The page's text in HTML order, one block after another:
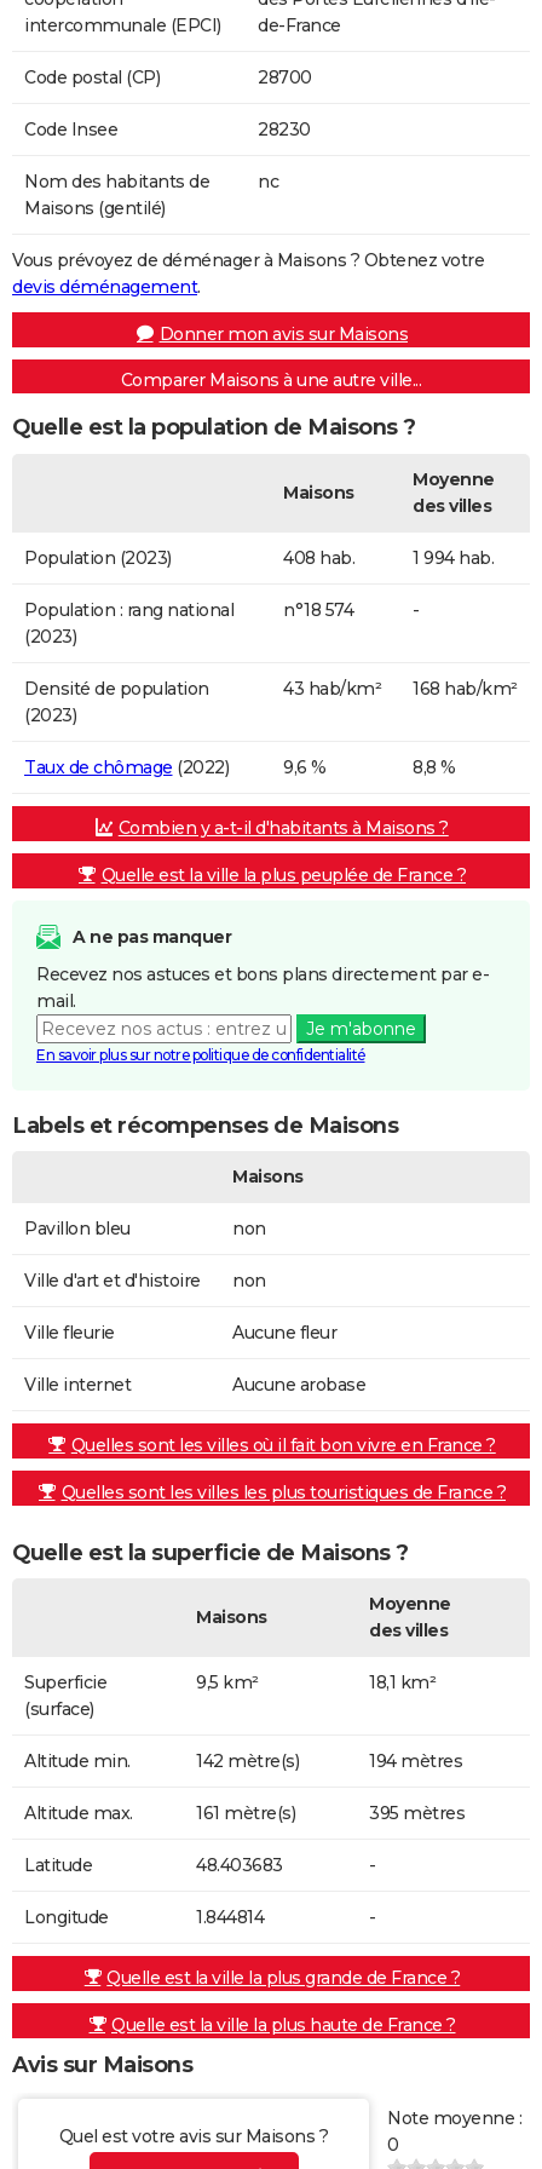
intercommunale (EPCI)
de-France
Code postal (CP) 28700
Code Insee 28230
Nom des habitants de
Maisons (gentilé)
nc
Vous prévoyez de déménager à Maisons ? Obtenez votre
devis déménagement.
Donner mon avis sur Maisons
Comparer Maisons à une autre ville...
Quelle est la population de Maisons ?
Maisons
Moyenne
des villes
Population (2023) 408 hab. 1 994 hab.
Population : rang national
(2023)
n°18 574 -
Densité de population
(2023)
43 hab/km² 168 hab/km²
Taux de chômage (2022) 9,6 % 8,8 %
Combien y a-t-il d'habitants à Maisons ?
Quelle est la ville la plus peuplée de France ?
A ne pas manquer
Recevez nos astuces et bons plans directement par e-
mail.
Je m'abonne
En savoir plus sur notre politique de confidentialité
Labels et récompenses de Maisons
Maisons
Pavillon bleu non
Ville d'art et d'histoire non
Ville fleurie Aucune fleur
Ville internet Aucune arobase
Quelles sont les villes où il fait bon vivre en France ?
Quelles sont les villes les plus touristiques de France ?
Quelle est la superficie de Maisons ?
Maisons
Moyenne
des villes
Superficie
(surface)
9,5 km² 18,1 km²
Altitude min. 142 mètre(s) 194 mètres
Altitude max. 161 mètre(s) 395 mètres
Latitude 48.403683 -
Longitude 1.844814 -
Quelle est la ville la plus grande de France ?
Quelle est la ville la plus haute de France ?
Avis sur Maisons
Quel est votre avis sur Maisons ?
Note moyenne :
0